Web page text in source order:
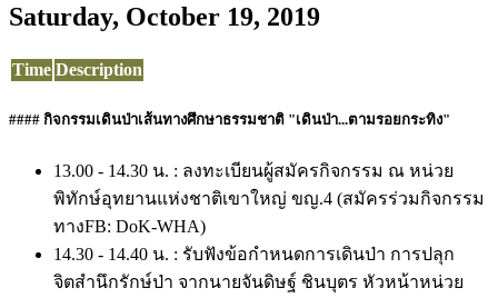
Saturday, October 19, 2019
Time Description
#### กิจกรรมเดินป่าเส้นทางศึกษาธรรมชาติ "เดินป่า...ตามรอยกระทิง"
13.00 - 14.30 น. : ลงทะเบียนผู้สมัครกิจกรรม ณ หน่วย
พิทักษ์อุทยานแห่งชาติเขาใหญ่ ขญ.4 (สมัครร่วมกิจกรรม
ทางFB: DoK-WHA)​
14.30 - 14.40 น. : รับฟังข้อกำหนดการเดินป่า การปลุก
จิตสำนึกรักษ์ป่า จากนายจันดิษฐ์ ชินบุตร หัวหน้าหน่วย